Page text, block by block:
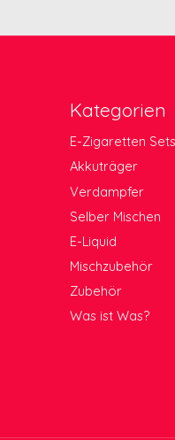
Kategorien
E-Zigaretten Sets
Akkuträger
Verdampfer
Selber Mischen
E-Liquid
Mischzubehör
Zubehör
Was ist Was?